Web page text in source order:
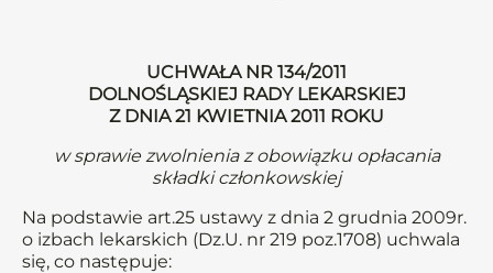
UCHWAŁA NR 134/2011
DOLNOŚLĄSKIEJ RADY LEKARSKIEJ
Z DNIA 21 KWIETNIA 2011 ROKU
w sprawie zwolnienia z obowiązku opłacania
składki członkowskiej
Na podstawie art.25 ustawy z dnia 2 grudnia 2009r.
o izbach lekarskich (Dz.U. nr 219 poz.1708) uchwala
się, co następuje: